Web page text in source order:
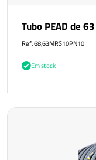
Tubo PEAD de
Ref. 68,63MRS10PN10
Em stock